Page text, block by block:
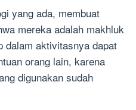
yang ada, membuat
mereka adalah makhluk
dalam aktivitasnya dapat
orang lain, karena
digunakan sudah